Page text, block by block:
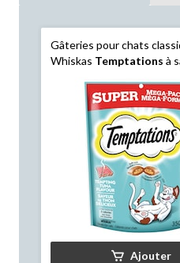
Gâteries pour chats
Whiskas Temptations à
Ajouter